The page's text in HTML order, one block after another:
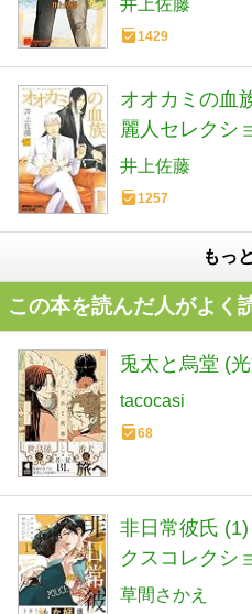
井上佐藤
1429
オオカミの血
麗人セレクシ
井上佐藤
1257
もっ
この本を読んだ人がよく
兎太と烏堂 (
tacocasi
68
非日常彼氏
クスコレクシ
草間さかえ